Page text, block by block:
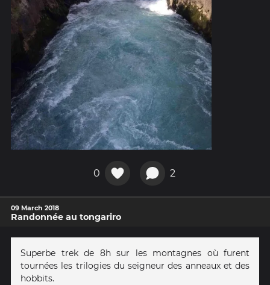
0 2
09 March 2018
Randonnée au tongariro
Superbe trek de 8h sur les montagnes où furent
tournées les trilogies du seigneur des anneaux et des
hobbits.